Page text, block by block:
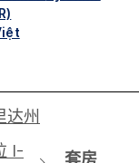
达州
I-
套房